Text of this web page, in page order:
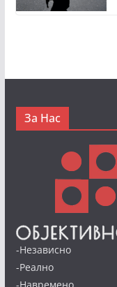
За Нас
-Независно
-Реално